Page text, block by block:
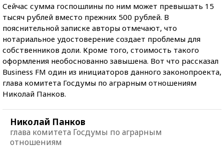
Сейчас сумма госпошлины по ним может превышать 15
тысяч рублей вместо прежних 500 рублей. В
пояснительной записке авторы отмечают, что
нотариальное удостоверение создает проблемы для
собственников доли. Кроме того, стоимость такого
оформления необоснованно завышена. Вот что рассказал
Business FM один из инициаторов данного законопроекта,
глава комитета Госдумы по аграрным отношениям
Николай Панков.
Николай Панков
глава комитета Госдумы по аграрным
отношениям